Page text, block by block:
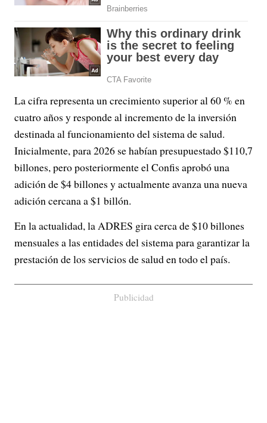
La cifra representa un crecimiento superior al 60 % en
cuatro años y responde al incremento de la inversión
destinada al funcionamiento del sistema de salud.
Inicialmente, para 2026 se habían presupuestado $110,7
billones, pero posteriormente el Confis aprobó una
adición de $4 billones y actualmente avanza una nueva
adición cercana a $1 billón.
En la actualidad, la ADRES gira cerca de $10 billones
mensuales a las entidades del sistema para garantizar la
prestación de los servicios de salud en todo el país.
Publicidad